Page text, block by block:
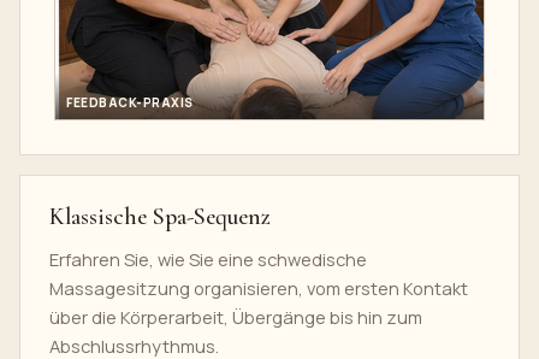
FEEDBACK-PRAXIS
Klassische Spa-Sequenz
Erfahren Sie, wie Sie eine schwedische
Massagesitzung organisieren, vom ersten Kontakt
über die Körperarbeit, Übergänge bis hin zum
Abschlussrhythmus.